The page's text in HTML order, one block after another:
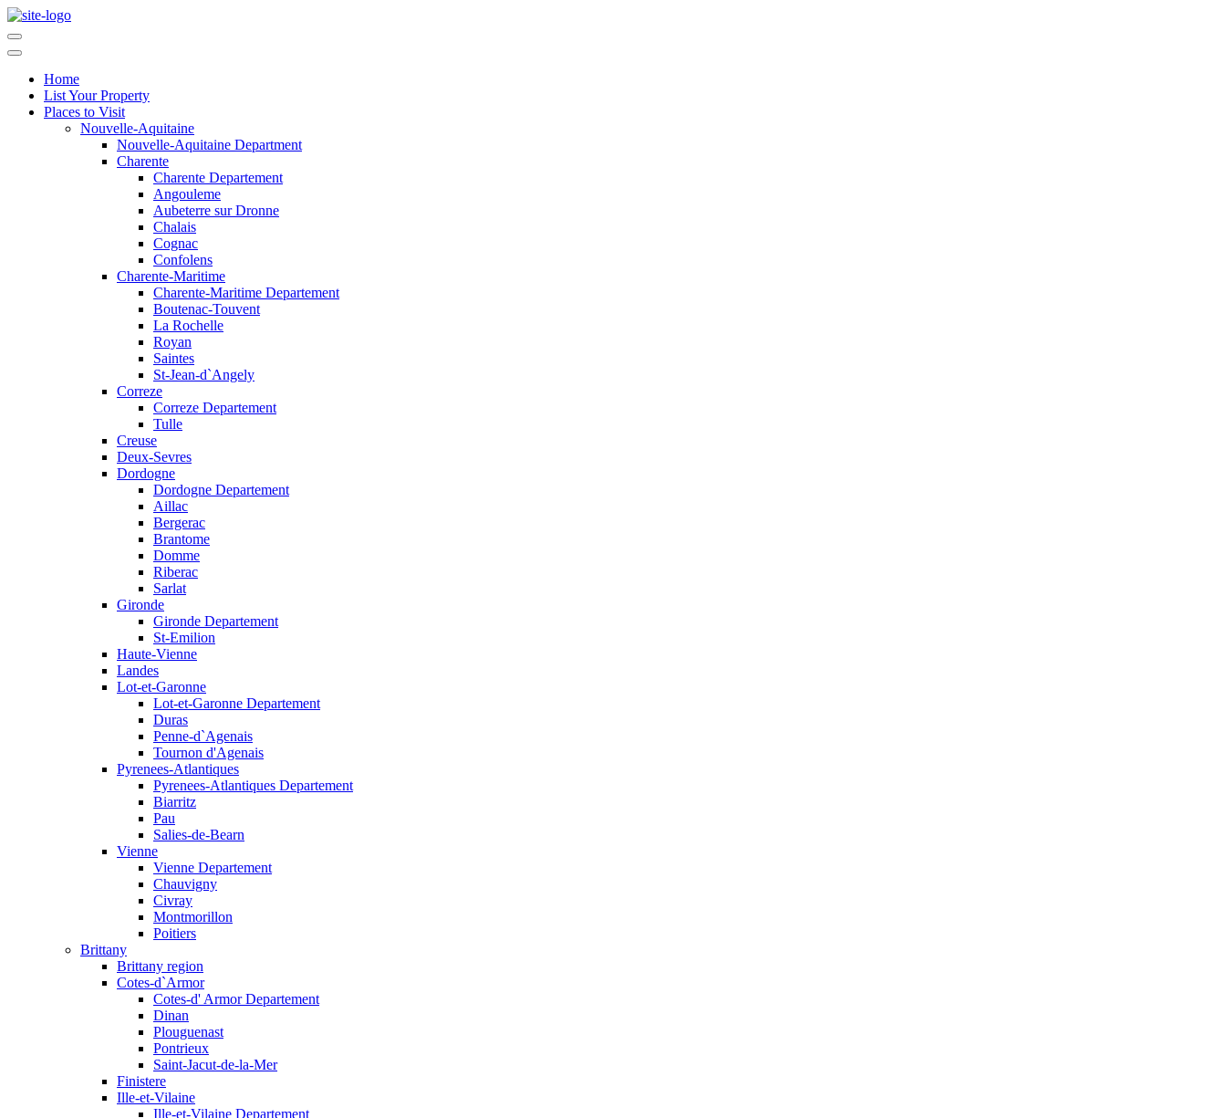
Home
List Your Property
Places to Visit
Nouvelle-Aquitaine
Nouvelle-Aquitaine Department
Charente
Charente Departement
Angouleme
Aubeterre sur Dronne
Chalais
Cognac
Confolens
Charente-Maritime
Charente-Maritime Departement
Boutenac-Touvent
La Rochelle
Royan
Saintes
St-Jean-d`Angely
Correze
Correze Departement
Tulle
Creuse
Deux-Sevres
Dordogne
Dordogne Departement
Aillac
Bergerac
Brantome
Domme
Riberac
Sarlat
Gironde
Gironde Departement
St-Emilion
Haute-Vienne
Landes
Lot-et-Garonne
Lot-et-Garonne Departement
Duras
Penne-d`Agenais
Tournon d'Agenais
Pyrenees-Atlantiques
Pyrenees-Atlantiques Departement
Biarritz
Pau
Salies-de-Bearn
Vienne
Vienne Departement
Chauvigny
Civray
Montmorillon
Poitiers
Brittany
Brittany region
Cotes-d`Armor
Cotes-d' Armor Departement
Dinan
Plouguenast
Pontrieux
Saint-Jacut-de-la-Mer
Finistere
Ille-et-Vilaine
Ille-et-Vilaine Departement